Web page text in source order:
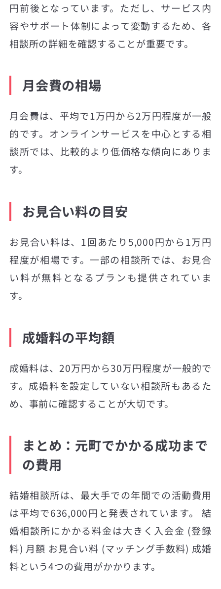
円前後となっています。ただし、サービス内
容やサポート体制によって変動するため、各
相談所の詳細を確認することが重要です。
月会費の相場
月会費は、平均で1万円から2万円程度が一般
的です。オンラインサービスを中心とする相
談所では、比較的より低価格な傾向にありま
す。
お見合い料の目安
お見合い料は、1回あたり5,000円から1万円
程度が相場です。一部の相談所では、お見合
い料が無料となるプランも提供されていま
す。
成婚料の平均額
成婚料は、20万円から30万円程度が一般的で
す。成婚料を設定していない相談所もあるた
め、事前に確認することが大切です。
まとめ：元町でかかる成功まで
の費用
結婚相談所は、最大手での年間での活動費用
は平均で636,000円と発表されています。 結
婚相談所にかかる料金は大きく入会金 (登録
料) 月額 お見合い料 (マッチング手数料) 成婚
料という4つの費用がかかります。